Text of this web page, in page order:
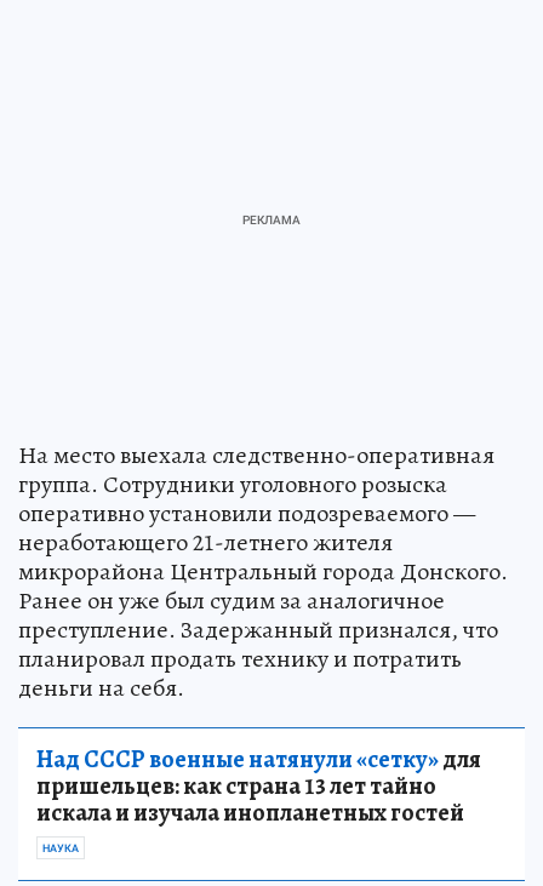
На место выехала следственно-оперативная
группа. Сотрудники уголовного розыска
оперативно установили подозреваемого —
неработающего 21-летнего жителя
микрорайона Центральный города Донского.
Ранее он уже был судим за аналогичное
преступление. Задержанный признался, что
планировал продать технику и потратить
деньги на себя.
Над СССР военные натянули «сетку»для
пришельцев: как страна 13 лет тайно
искала и изучала инопланетных гостей
НАУКА